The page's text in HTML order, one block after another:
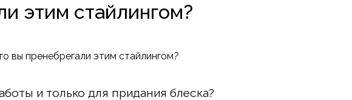
этим стайлингом?
и только для придания блеска?